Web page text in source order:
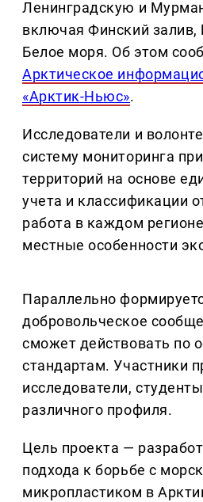
Ленинградскую и
включая Финский залив,
Белое моря. Об этом
Арктическое
«Арктик-Ньюс».
Исследователи и
систему мониторинга
территорий на основе
учета и классификации
работа в каждом
местные особенности
Параллельно
добровольческое
сможет действовать по
стандартам. Участники
исследователи,
различного профиля.
Цель проекта —
подхода к борьбе с
микропластиком в